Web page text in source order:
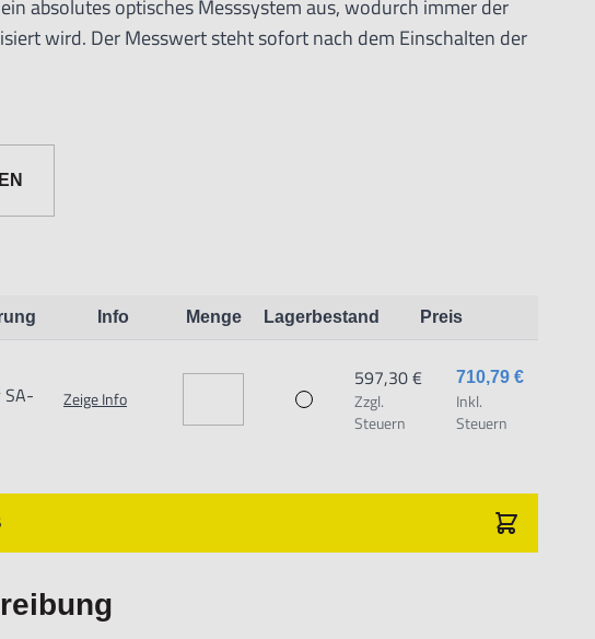
absolutes optisches Messsystem aus, wodurch immer der
wird. Der Messwert steht sofort nach dem Einschalten der
Die Robustheit der Messtaster ergibt sich durch die
befindet. Bei einer Messung innerhalb der Toleranz
der Toleranz rot.
Keramiktaster, Ø = 3,175 mm
Info Menge Lagerbestand Preis
SA-
Zeige Info
710,79 €
Inkl.
Steuern
597,30 €
Zzgl.
Steuern